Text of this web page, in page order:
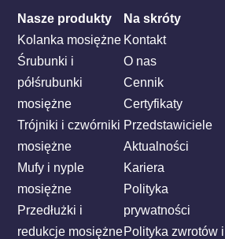
Nasze produkty
Kolanka mosiężne
Śrubunki i
półśrubunki
mosiężne
Trójniki i czwórniki
mosiężne
Mufy i nyple
mosiężne
Przedłużki i
redukcje mosiężne
Na skróty
Kontakt
O nas
Cennik
Certyfikaty
Przedstawiciele
Aktualności
Kariera
Polityka
prywatności
Polityka zwrotów i